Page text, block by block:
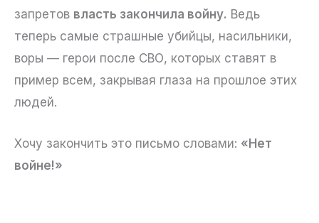
запретов власть закончила войну. Ведь
теперь самые страшные убийцы, насильники,
воры — герои после СВО, которых ставят в
пример всем, закрывая глаза на прошлое этих
людей.
Хочу закончить это письмо словами: «Нет
войне!»